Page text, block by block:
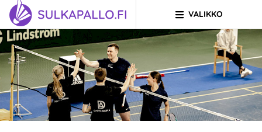
Siirry sivun sisältöön
SIIRRY ETUSIVULLE
VALIKKO